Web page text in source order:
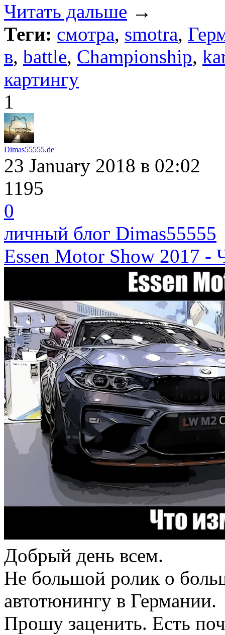
Читать дальше →
Теги: смотра, smotra,
в, battle, Championship,
картингу
1
Dimas55555.de
23 January 2018 в 02:02
1195
0
личный блог Dimas55555
Essen Motor Show 2017 -
Добрый день всем.
Не большой ролик о
автотюнингу в Германии.
Прошу заценить. Есть